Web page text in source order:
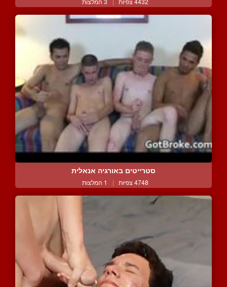
סטרייטים באורגיה אנאלית
4748 צפיות | 1 המלצות